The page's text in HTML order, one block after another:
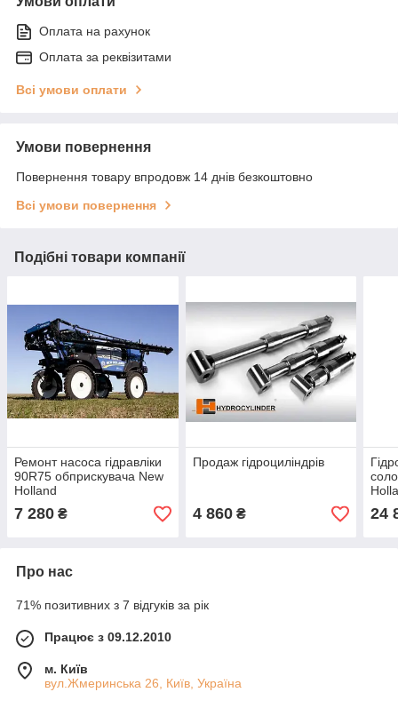
Оплата на рахунок
Оплата за реквізитами
Всі умови оплати
Умови повернення
Повернення товару впродовж 14 днів безкоштовно
Всі умови повернення
Подібні товари компанії
Ремонт насоса гідравліки
90R75 обприскувача New
Holland
7 280 ₴
Продаж гідроциліндрів
4 860₴ 24
Про нас
71% позитивних з 7 відгуків за рік
Працює з 09.12.2010
м. Київ
вул.Жмеринська 26, Київ, Україна